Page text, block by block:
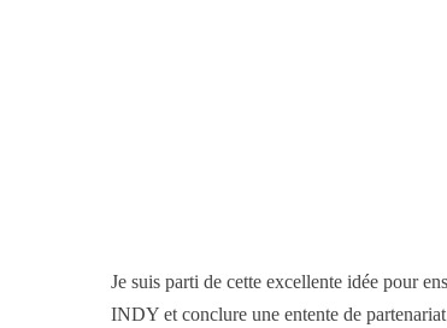
Je suis parti de cette excellente idée pour
INDY et conclure une entente de